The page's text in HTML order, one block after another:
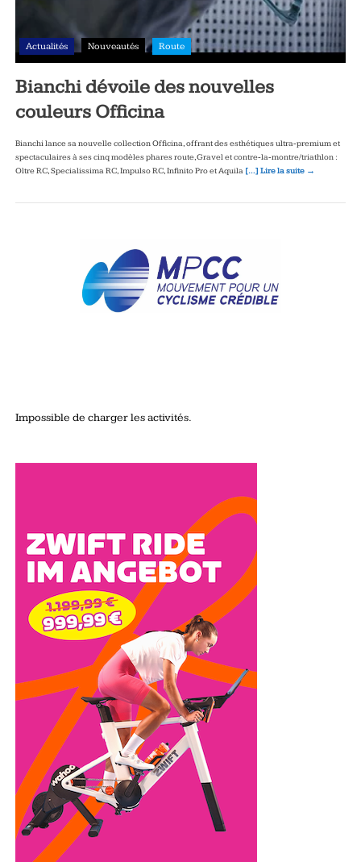
Actualités Nouveautés Route
Bianchi dévoile des nouvelles
couleurs Officina
Bianchi lance sa nouvelle collection Officina, offrant des esthétiques ultra‑premium et
spectaculaires à ses cinq modèles phares route, Gravel et contre‑la‑montre/triathlon :
Oltre RC, Specialissima RC, Impulso RC, Infinito Pro et Aquila […] Lire la suite →
Impossible de charger les activités.